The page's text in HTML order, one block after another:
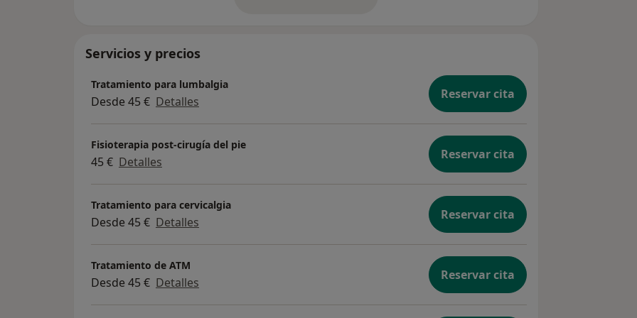
Servicios y precios
Tratamiento para lumbalgia
Desde 45 € Detalles Reservar cita
Fisioterapia post-cirugía del pie
45 € Detalles Reservar cita
Tratamiento para cervicalgia
Desde 45 € Detalles Reservar cita
Tratamiento de ATM
Desde 45 € Detalles Reservar cita